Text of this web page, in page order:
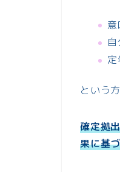
という方
確定拠
果に基